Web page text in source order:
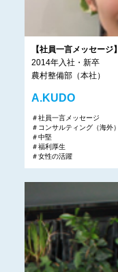
【社員一言メッセージ】
2014年入社・新卒
農村整備部（本社）
A.KUDO
＃社員一言メッセージ
＃コンサルティング（海外）
＃中堅
＃福利厚生
＃女性の活躍